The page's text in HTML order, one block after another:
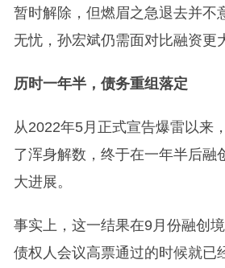
暂时解除，但燃眉之急退去并不
无忧，孙宏斌仍需面对比融资更
历时一年半，债务重组落定
从2022年5月正式宣告爆雷以来
了浑身解数，终于在一年半后融
大进展。
事实上，这一结果在9月份融创
债权人会议高票通过的时候就已